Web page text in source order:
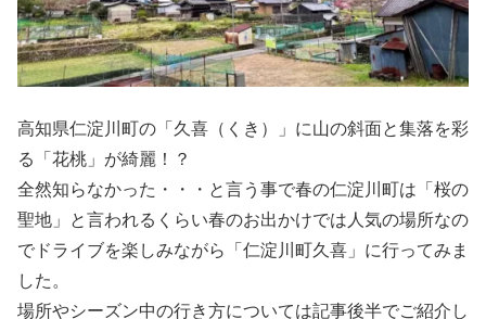
高知県仁淀川町の「久喜（くき）」に山の斜面と集落を彩
る「花桃」が綺麗！？
全然知らなかった・・・と言う事で春の仁淀川町は「桜の
聖地」と言われるくらい春のお出かけでは人気の場所なの
でドライブを楽しみながら「仁淀川町久喜」に行ってみま
した。
場所やシーズン中の行き方については記事後半でご紹介し